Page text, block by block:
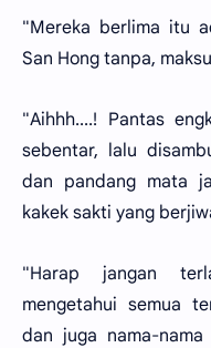
"Mereka berlima itu
San Hong tanpa,
"Aihhh....! Pantas
sebentar, lalu
dan pandang mata
kakek sakti yang
"Harap jangan
mengetahui semua
dan juga nama-